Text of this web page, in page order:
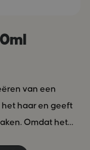
van een
het haar en geeft
Omdat het